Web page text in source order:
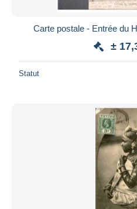
Carte postale - Entrée du
±
Statut